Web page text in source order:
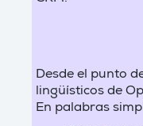
Desde el punto
lingüísticos de
En palabras